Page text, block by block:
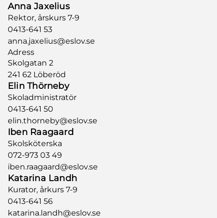
Anna Jaxelius
Rektor, årskurs 7-9
0413-641 53
anna.jaxelius@eslov.se
Adress
Skolgatan 2
241 62 Löberöd
Elin Thörneby
Skoladministratör
0413-641 50
elin.thorneby@eslov.se
Iben Raagaard
Skolsköterska
072-973 03 49
iben.raagaard@eslov.se
Katarina Landh
Kurator, årkurs 7-9
0413-641 56
katarina.landh@eslov.se